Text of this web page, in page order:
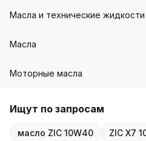
Масла и технические жидкости
Масла
Моторные масла
Ищут по запросам
масло ZIC 10W40 ZIC X7